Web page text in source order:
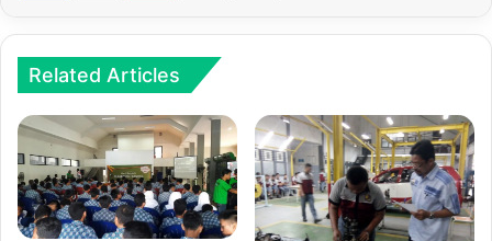
Related Articles